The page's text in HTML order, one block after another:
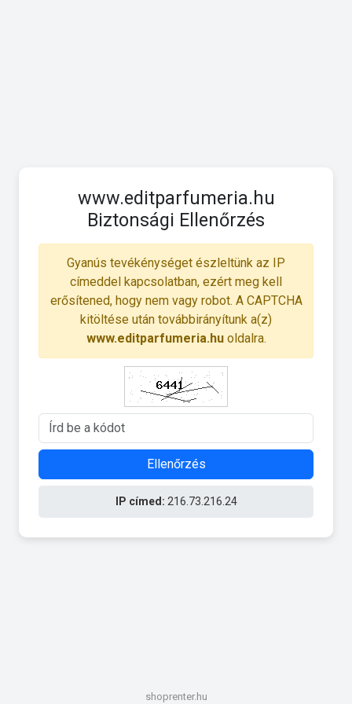
www.editparfumeria.hu
Biztonsági Ellenőrzés
Gyanús tevékénységet észleltünk az IP
címeddel kapcsolatban, ezért meg kell
erősítened, hogy nem vagy robot. A CAPTCHA
kitöltése után továbbirányítunk a(z)
www.editparfumeria.huoldalra.
Ellenőrzés
IP címed: 216.73.216.24
shoprenter.hu